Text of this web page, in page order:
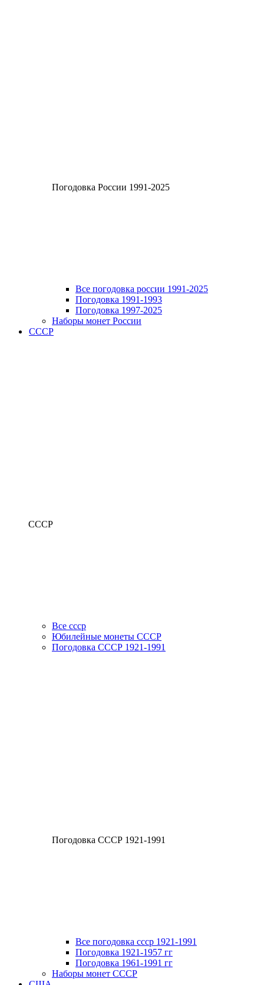
Погодовка России 1991-2025
Все погодовка россии 1991-2025
Погодовка 1991-1993
Погодовка 1997-2025
Наборы монет России
СССР
СССР
Все ссср
Юбилейные монеты СССР
Погодовка СССР 1921-1991
Погодовка СССР 1921-1991
Все погодовка ссср 1921-1991
Погодовка 1921-1957 гг
Погодовка 1961-1991 гг
Наборы монет СССР